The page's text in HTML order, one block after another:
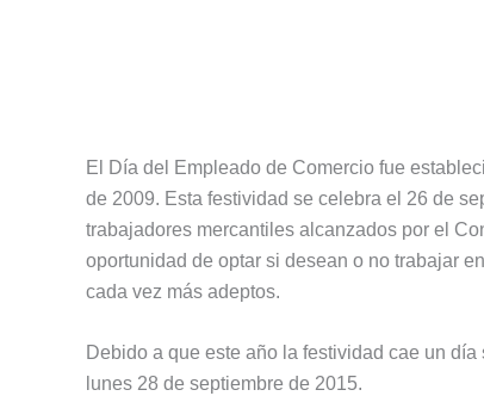
El Día del Empleado de Comercio fue
de 2009. Esta festividad se celebra el 26 de
trabajadores mercantiles alcanzados por el
oportunidad de optar si desean o no trabajar
cada vez más adeptos.
Debido a que este año la festividad cae un
lunes 28 de septiembre de 2015.